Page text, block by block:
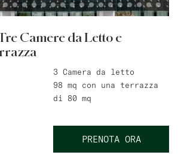
Camere da Letto e
3 Camera da letto
98 mq con una terrazza
di 80 mq
PRENOTA ORA